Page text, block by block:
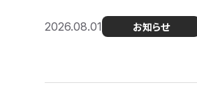
2026.08.01 お知らせ